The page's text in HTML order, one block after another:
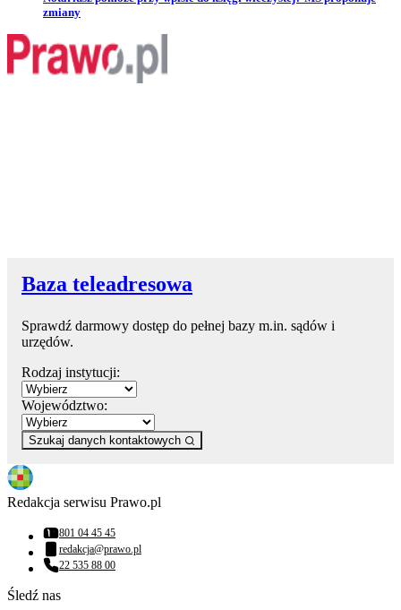
zmiany
Baza teleadresowa
Sprawdź darmowy dostęp do pełnej bazy m.in. sądów i
urzędów.
Rodzaj instytucji:
Województwo:
Szukaj danych kontaktowych
Redakcja serwisu Prawo.pl
Numer telefonu:
801 04 45 45
Adres email:
redakcja@prawo.pl
Numer telefonu:
22 535 88 00
Śledź nas